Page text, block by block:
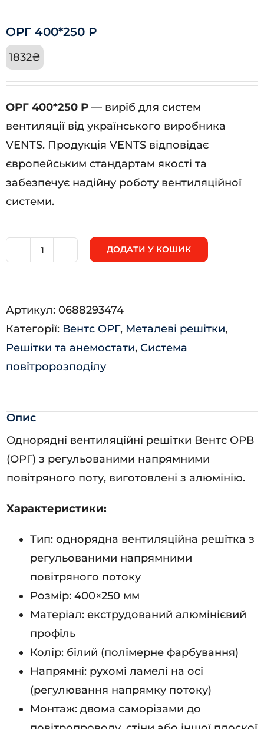
ОРГ 400*250 Р
1832₴
ОРГ 400*250 Р — виріб для систем
вентиляції від українського виробника
VENTS. Продукція VENTS відповідає
європейським стандартам якості та
забезпечує надійну роботу вентиляційної
системи.
кількість
ДОДАТИ У КОШИК
Артикул: 0688293474
Категорії: Вентс ОРГ, Металеві решітки,
Решітки та анемостати, Система
повітророзподілу
Опис
Однорядні вентиляційні решітки Вентс ОРВ
(ОРГ) з регульованими напрямними
повітряного поту, виготовлені з алюмінію.
Характеристики:
Тип: однорядна вентиляційна решітка з
регульованими напрямними
повітряного потоку
Розмір: 400×250 мм
Матеріал: екструдований алюмінієвий
профіль
Колір: білий (полімерне фарбування)
Напрямні: рухомі ламелі на осі
(регулювання напрямку потоку)
Монтаж: двома саморізами до